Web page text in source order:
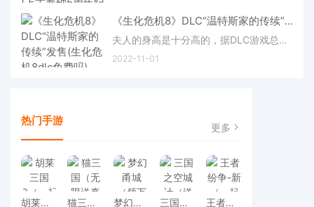
《生化危机8》DLC“温特斯家的传续”发售(生化危机8dlc免费吗)
夫人的身高是十分高的，据DLC游戏总监木下健人透露，这次DLC“温特斯家的传续”里面夫人的大小进行了调整，这是为了防止夫人撞到天花板。《生化危机8》DLC“温特斯家的传续”将于10月28日推出，将增添大量新内容，包括“萝丝之影”故事，将终结温特斯家族故事，以及第三人称视角模式和新的雇佣兵内容。在“佣
2022-11-01
热门手游 更多
胡莱三国3（一起玩） 猫三国（无限送真充）（苹果） 梦幻甬城（领万充送百兆）（一起玩） 三国之空城计（送神将十万真充）（苹果） 王者纷争-新（一起玩）